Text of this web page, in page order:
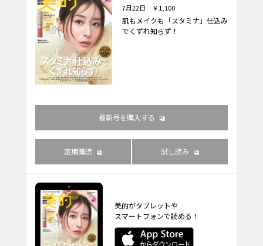
7月22日 ￥1,100
肌もメイクも「スタミナ」仕込み
でくずれ知らず！
最新号を購入する
定期購読 試し読み
美的がタブレットや
スマートフォンで読める！